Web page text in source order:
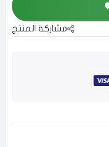
مشاركة المنتج